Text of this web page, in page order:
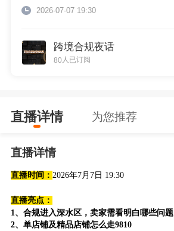
2026-07-07 19:30
跨境合规夜话
80 人已订阅
直播详情 为您推荐
直播详情
直播时间： 2026年7月7日 19:30
直播亮点：
1、合规进入深水区，卖家需看明白哪些问题
2、单店铺及精品店铺怎么走9810